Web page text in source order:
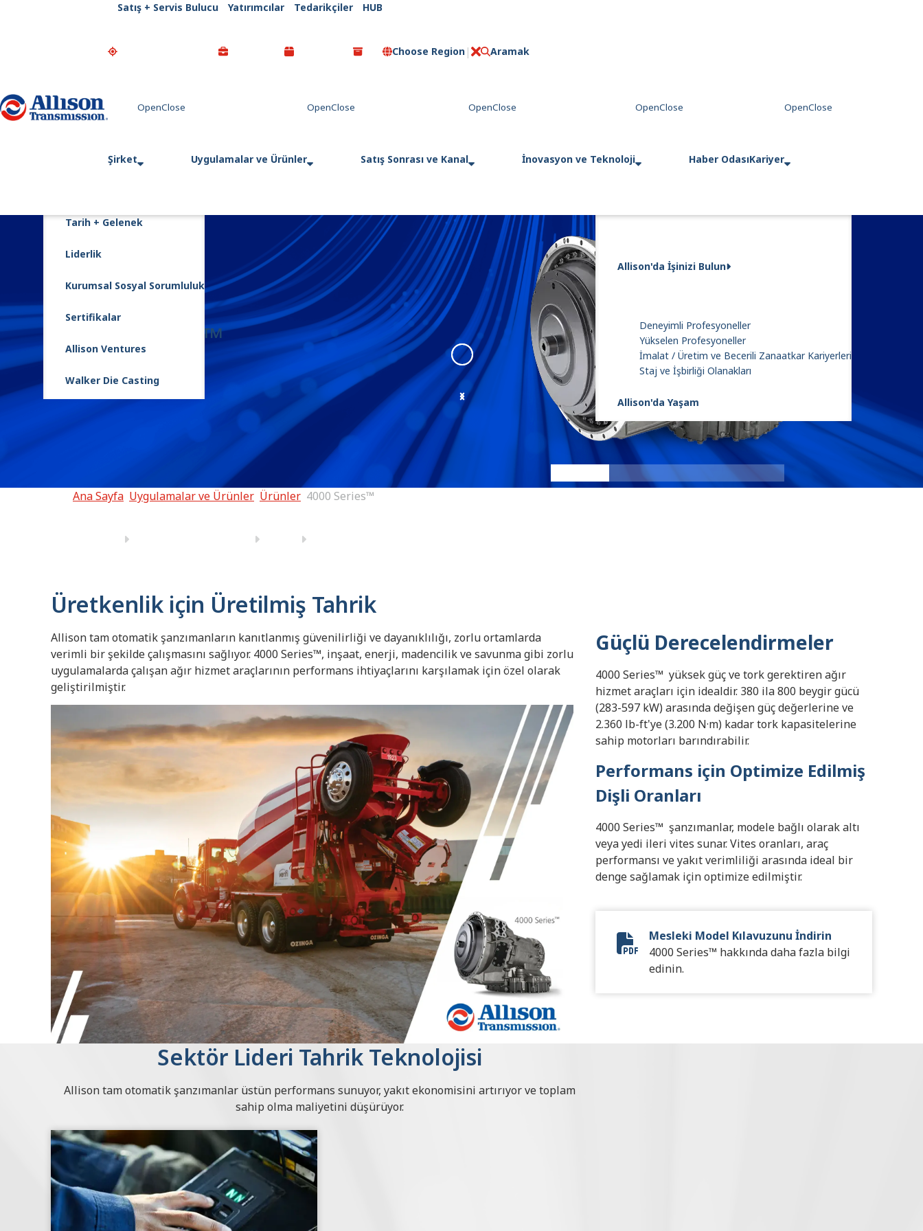
Go Home
Satış + Servis Bulucu Yatırımcılar Tedarikçiler HUB
Choose Region Aramak
C
Şirket
Tarih + Gelenek
Liderlik
Kurumsal Sosyal Sorumluluk
Sertifikalar
Allison Ventures
Walker Die Casting
Uygulamalar ve Ürünler Satış Sonrası ve Kanal İnovasyon ve Teknoloji Haber OdasıKariyer
Allison'da İşinizi Bulun
Deneyimli Profesyoneller
Yükselen Profesyoneller
İmalat / Üretim ve Becerili Zanaatkar Kariyerleri
Staj ve İşbirliği Olanakları
Allison'da Yaşam
4000 Series™
4000 Angle 1
4000
Ana Sayfa Uygulamalar ve Ürünler Ürünler 4000 Series™
Üretkenlik için Üretilmiş Tahrik
Allison tam otomatik şanzımanların kanıtlanmış güvenilirliği ve dayanıklılığı, zorlu ortamlarda
verimli bir şekilde çalışmasını sağlıyor. 4000 Series™, inşaat, enerji, madencilik ve savunma gibi zorlu
uygulamalarda çalışan ağır hizmet araçlarının performans ihtiyaçlarını karşılamak için özel olarak
geliştirilmiştir.
Güçlü Derecelendirmeler
4000 Series™ yüksek güç ve tork gerektiren ağır
hizmet araçları için idealdir. 380 ila 800 beygir gücü
(283-597 kW) arasında değişen güç değerlerine ve
2.360 lb-ft'ye (3.200 N·m) kadar tork kapasitelerine
sahip motorları barındırabilir.
Performans için Optimize Edilmiş
Dişli Oranları
4000 Series™ şanzımanlar, modele bağlı olarak altı
veya yedi ileri vites sunar. Vites oranları, araç
performansı ve yakıt verimliliği arasında ideal bir
denge sağlamak için optimize edilmiştir.
Vocational Model Guide Digital
Mesleki Model Kılavuzunu İndirin
4000 Series™ hakkında daha fazla bilgi
edinin.
Sektör Lideri Tahrik Teknolojisi
Allison tam otomatik şanzımanlar üstün performans sunuyor, yakıt ekonomisini artırıyor ve toplam
sahip olma maliyetini düşürüyor.